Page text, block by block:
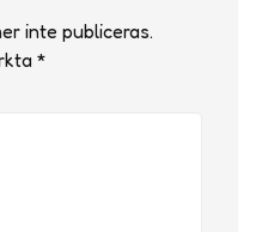
inte publiceras.
*